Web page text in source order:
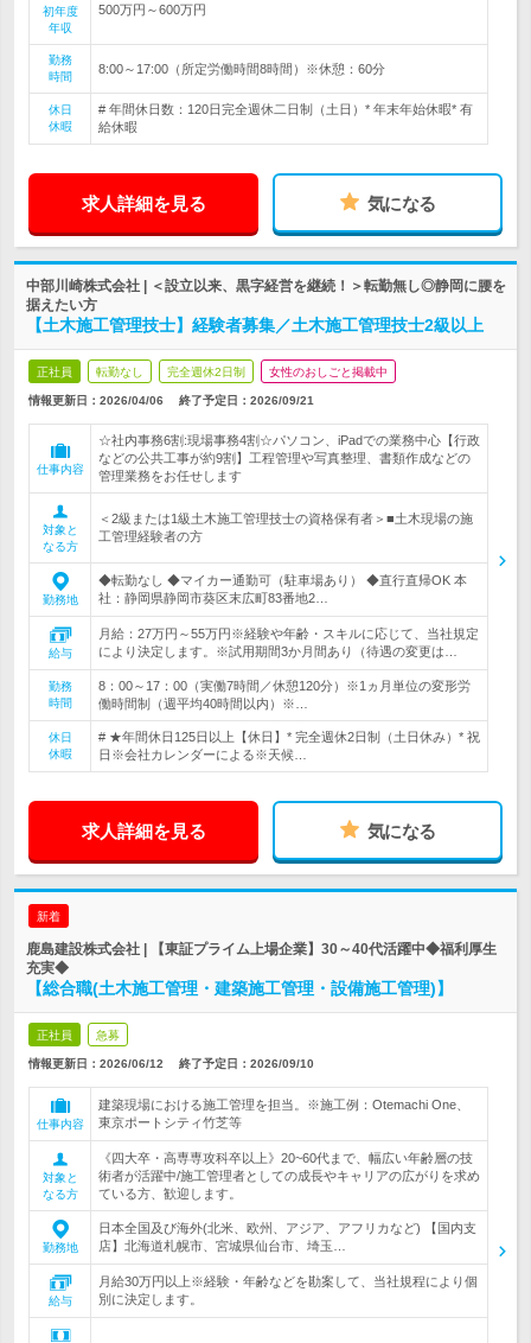
初年度
年収
500万円～600万円
勤務
時間
8:00～17:00（所定労働時間8時間）※休憩：60分
休日
休暇
# 年間休日数：120日完全週休二日制（土日）* 年末年始休暇* 有
給休暇
求人詳細を見る 気になる
中部川崎株式会社 | ＜設立以来、黒字経営を継続！＞転勤無し◎静岡に腰を
据えたい方
【土木施工管理技士】経験者募集／土木施工管理技士2級以上
正社員 転勤なし 完全週休2日制 女性のおしごと掲載中
情報更新日：2026/04/06 終了予定日： 2026/09/21
仕事内容
☆社内事務6割:現場事務4割☆パソコン、iPadでの業務中心【行政
などの公共工事が約9割】工程管理や写真整理、書類作成などの
管理業務をお任せします
対象と
なる方
＜2級または1級土木施工管理技士の資格保有者＞■土木現場の施
工管理経験者の方
勤務地
◆転勤なし ◆マイカー通勤可（駐車場あり） ◆直行直帰OK 本
社：静岡県静岡市葵区末広町83番地2…
給与
月給：27万円～55万円※経験や年齢・スキルに応じて、当社規定
により決定します。※試用期間3か月間あり（待遇の変更は…
勤務
時間
8：00～17：00（実働7時間／休憩120分）※1ヵ月単位の変形労
働時間制（週平均40時間以内）※…
休日
休暇
# ★年間休日125日以上【休日】* 完全週休2日制（土日休み）* 祝
日※会社カレンダーによる※天候…
求人詳細を見る 気になる
新着
鹿島建設株式会社 | 【東証プライム上場企業】30～40代活躍中◆福利厚生
充実◆
【総合職(土木施工管理・建築施工管理・設備施工管理)】
正社員 急募
情報更新日：2026/06/12 終了予定日： 2026/09/10
仕事内容
建築現場における施工管理を担当。※施工例：Otemachi One、
東京ポートシティ竹芝等
対象と
なる方
《四大卒・高専専攻科卒以上》20~60代まで、幅広い年齢層の技
術者が活躍中/施工管理者としての成長やキャリアの広がりを求め
ている方、歓迎します。
勤務地
日本全国及び海外(北米、欧州、アジア、アフリカなど) 【国内支
店】北海道札幌市、宮城県仙台市、埼玉…
給与
月給30万円以上※経験・年齢などを勘案して、当社規程により個
別に決定します。